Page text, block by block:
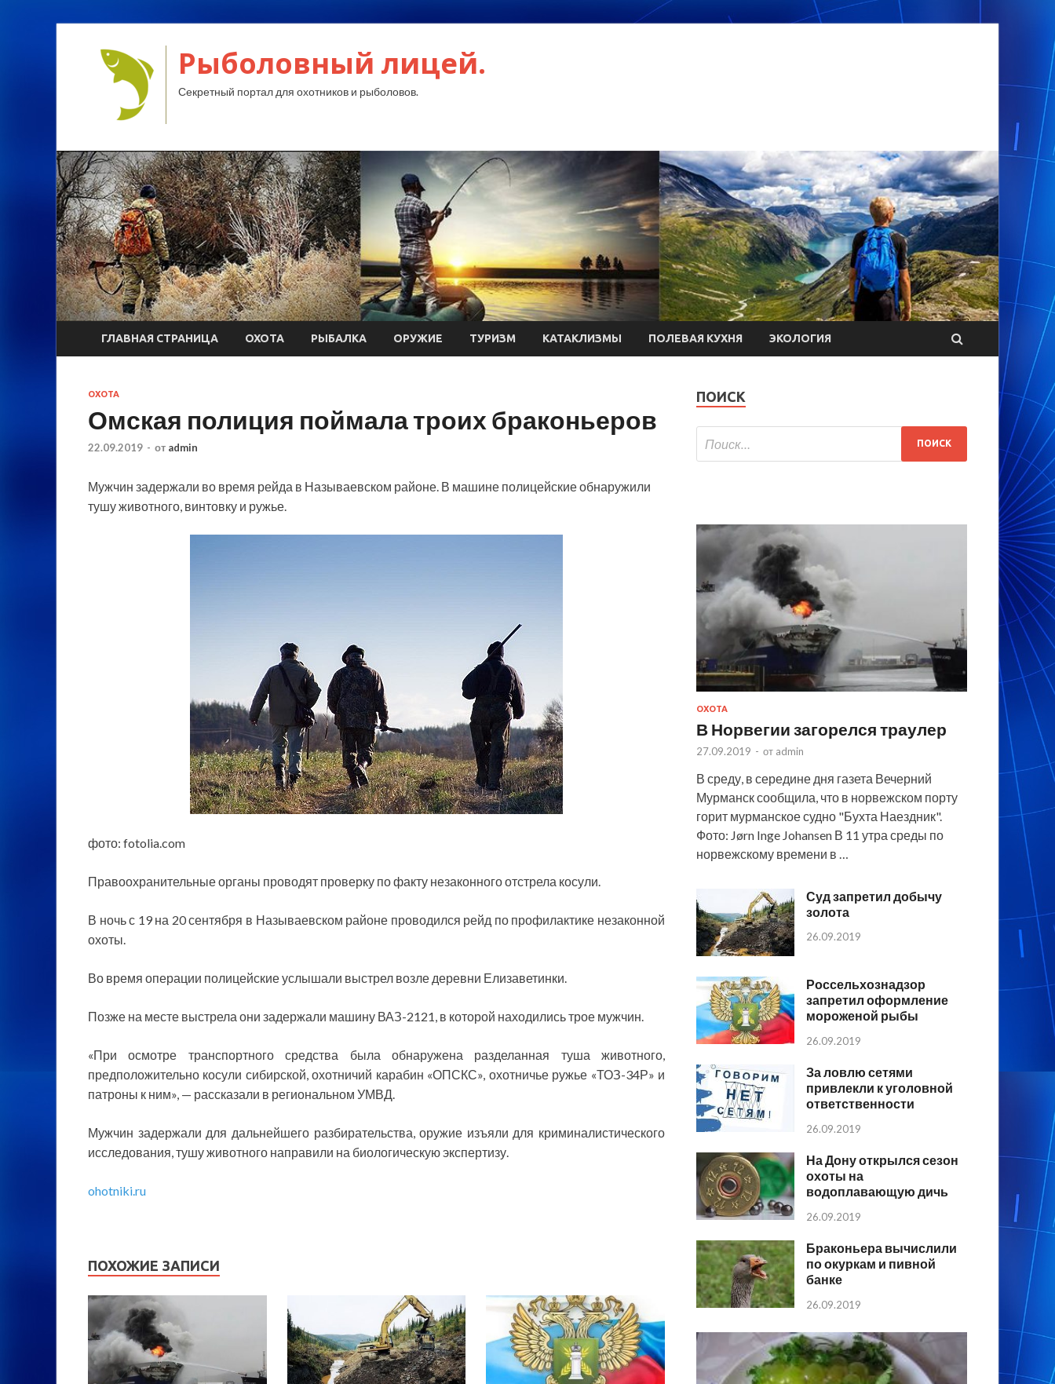
Рыболовный лицей.
Секретный портал для охотников и рыболовов.
ГЛАВНАЯ СТРАНИЦА ОХОТА РЫБАЛКА ОРУЖИЕ ТУРИЗМ КАТАКЛИЗМЫ ПОЛЕВАЯ КУХНЯ ЭКОЛОГИЯ
ОХОТА
Омская полиция поймала троих браконьеров
22.09.2019 - от admin
Мужчин задержали во время рейда в Называевском районе. В машине полицейские обнаружили
тушу животного, винтовку и ружье.
фото: fotolia.com
Правоохранительные органы проводят проверку по факту незаконного отстрела косули.
В ночь с 19 на 20 сентября в Называевском районе проводился рейд по профилактике незаконной
охоты.
Во время операции полицейские услышали выстрел возле деревни Елизаветинки.
Позже на месте выстрела они задержали машину ВАЗ-2121, в которой находились трое мужчин.
«При осмотре транспортного средства была обнаружена разделанная туша животного,
предположительно косули сибирской, охотничий карабин «ОПСКС», охотничье ружье «ТОЗ-34Р» и
патроны к ним», — рассказали в региональном УМВД.
Мужчин задержали для дальнейшего разбирательства, оружие изъяли для криминалистического
исследования, тушу животного направили на биологическую экспертизу.
ohotniki.ru
ПОХОЖИЕ ЗАПИСИ
ПОИСК
ОХОТА
В Норвегии загорелся траулер
27.09.2019 - от admin
В среду, в середине дня газета Вечерний
Мурманск сообщила, что в норвежском порту
горит мурманское судно "Бухта Наездник".
Фото: Jørn Inge Johansen В 11 утра среды по
норвежскому времени в …
Суд запретил добычу
золота
26.09.2019
Россельхознадзор
запретил оформление
мороженой рыбы
26.09.2019
За ловлю сетями
привлекли к уголовной
ответственности
26.09.2019
На Дону открылся сезон
охоты на
водоплавающую дичь
26.09.2019
Браконьера вычислили
по окуркам и пивной
банке
26.09.2019